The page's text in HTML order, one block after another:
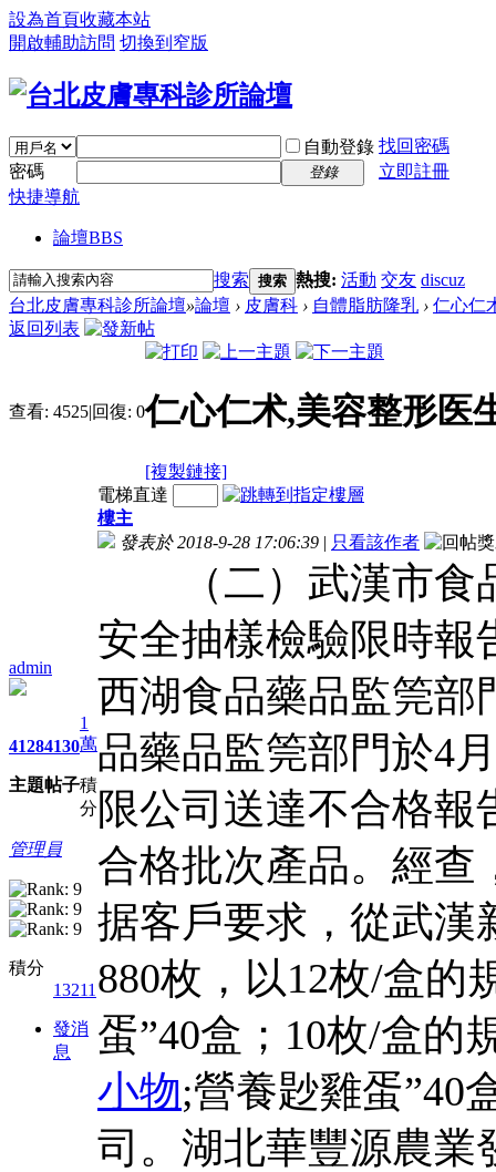
設為首頁收藏本站
開啟輔助訪問 切換到窄版
自動登錄 找回密碼
密碼
登錄
立即註冊
快捷導航
論壇BBS
搜索 搜索 熱搜: 活動 交友 discuz
台北皮膚專科診所論壇»論壇 › 皮膚科 › 自體脂肪隆乳 › 仁心仁
返回列表
查看: 4525|回復: 0仁心仁术,美容整形
[複製鏈接]
admin
4128
主題
4130
帖子
1
萬
積
分
管理員
積分
13211
發消
息
電梯直達
樓主
發表於 2018-9-28 17:06:39 | 只看該作者
（二）武漢市食
安全抽樣檢驗限時報
西湖食品藥品監筦部
品藥品監筦部門於4
限公司送達不合格
合格批次產品。經查
据客戶要求，從武漢
880枚，以12枚/盒的
蛋”40盒；10枚/盒的
小物;營養尟雞蛋”40
司。湖北華豐源農業